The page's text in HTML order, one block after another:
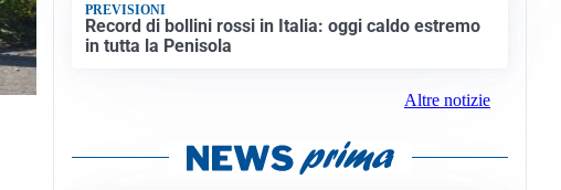
PREVISIONI
Record di bollini rossi in Italia: oggi caldo estremo
in tutta la Penisola
Altre notizie